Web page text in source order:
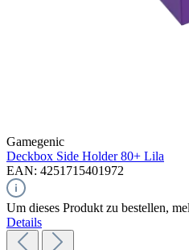
Gamegenic
Deckbox Side Holder 80+ Lila
EAN: 4251715401972
Um dieses Produkt zu bestellen,
Details